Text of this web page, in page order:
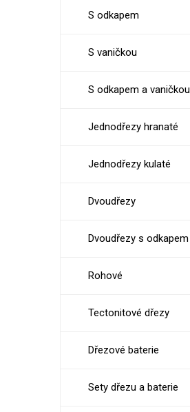
S odkapem
S vaničkou
S odkapem a vaničkou
Jednodřezy hranaté
Jednodřezy kulaté
Dvoudřezy
Dvoudřezy s odkapem
Rohové
Tectonitové dřezy
Dřezové baterie
Sety dřezu a baterie